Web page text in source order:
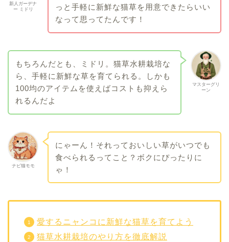
新人ガーデナ
ー ミドリ
っと手軽に新鮮な猫草を用意できたらいい
なって思ってたんです！
マスターグリ
ーン
もちろんだとも、ミドリ。猫草水耕栽培な
ら、手軽に新鮮な草を育てられる。しかも
100均のアイテムを使えばコストも抑えら
れるんだよ
ナビ猫モモ
にゃーん！それっておいしい草がいつでも
食べられるってこと？ボクにぴったりに
ゃ！
愛するニャンコに新鮮な猫草を育てよう
猫草水耕栽培のやり方を徹底解説